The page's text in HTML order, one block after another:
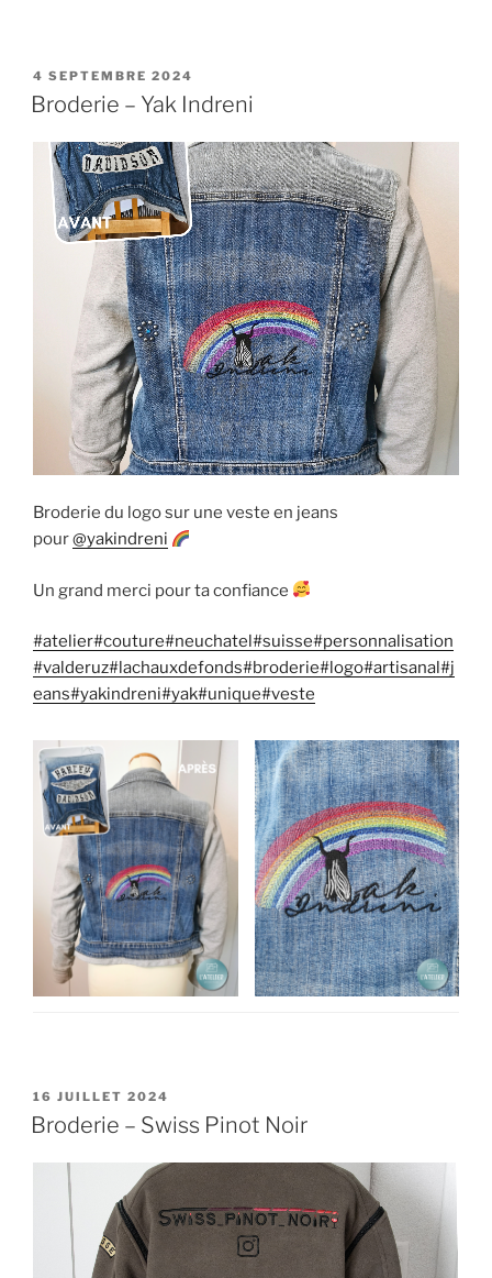
PUBLIÉ
LE
4 SEPTEMBRE 2024
Broderie – Yak Indreni
Broderie du logo sur une veste en jeans
pour@yakindreni
Un grand merci pour ta confiance
#atelier#couture#neuchatel#suisse#personnalisation
#valderuz#lachauxdefonds#broderie#logo#artisanal#j
eans#yakindreni#yak#unique#veste
PUBLIÉ
LE
16 JUILLET 2024
Broderie – Swiss Pinot Noir